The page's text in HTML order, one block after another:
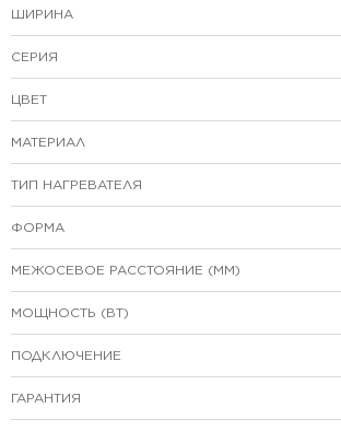
ШИРИНА
СЕРИЯ
ЦВЕТ
МАТЕРИАЛ
ТИП НАГРЕВАТЕЛЯ
ФОРМА
МЕЖОСЕВОЕ РАССТОЯНИЕ (ММ)
МОЩНОСТЬ (ВТ)
ПОДКЛЮЧЕНИЕ
ГАРАНТИЯ